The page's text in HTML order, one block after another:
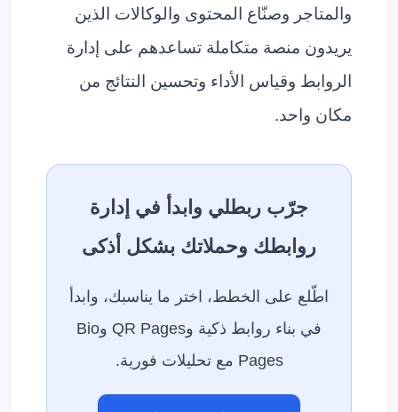
والمتاجر وصنّاع المحتوى والوكالات الذين
يريدون منصة متكاملة تساعدهم على إدارة
الروابط وقياس الأداء وتحسين النتائج من
مكان واحد.
جرّب ربطلي وابدأ في إدارة
روابطك وحملاتك بشكل أذكى
اطّلع على الخطط، اختر ما يناسبك، وابدأ
في بناء روابط ذكية وQR Pages وBio
Pages مع تحليلات فورية.